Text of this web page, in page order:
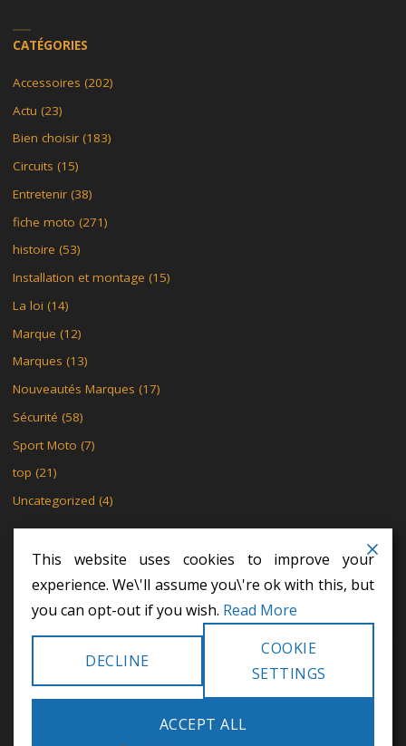
CATÉGORIES
Accessoires (202)
Actu (23)
Bien choisir(183)
Circuits (15)
Entretenir(38)
fiche moto (271)
histoire (53)
Installation et montage (15)
La loi (14)
Marque (12)
Marques (13)
Nouveautés Marques (17)
Sécurité (58)
Sport Moto (7)
top (21)
Uncategorized (4)
MENTIONS LÉGALES
POLITIQUE DE CONFIDENTIALITÉ
POLITIQUE DE CONFIDENTIALITÉ
©2024 Khodex - Le motard
This website uses cookies to improve your
experience. We\'ll assume you\'re ok with this, but
you can opt-out if you wish. Read More
DECLINE
COOKIE
SETTINGS
ACCEPT ALL